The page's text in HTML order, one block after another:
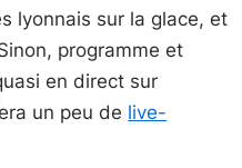
lyonnais sur la glace, et
programme et
en direct sur
un peu de live-